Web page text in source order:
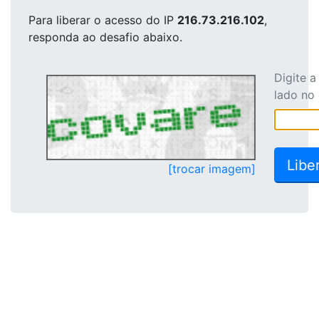
Para liberar o acesso do IP 216.73.216.102,
responda ao desafio abaixo.
[trocar imagem]
Digite
lado no